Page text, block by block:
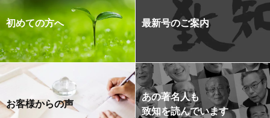
初めての方へ 最新号のご案内
お客様からの声
あの著名人も
致知を読んでいます